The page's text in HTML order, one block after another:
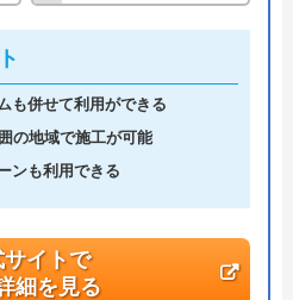
基本情報
ハウスラボ
阪市浪速区大国2丁目1番6号
も併せて利用ができる
の地域で施工が可能
ンも利用できる
サイトで
細を見る